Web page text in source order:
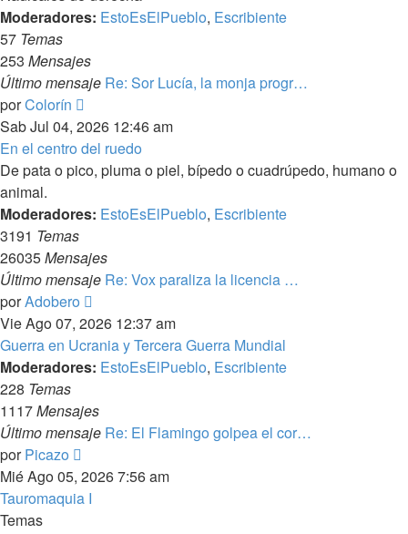
Moderadores: EstoEsElPueblo, Escribiente
57 Temas
253 Mensajes
Último mensaje Re: Sor Lucía, la monja progr…
porColorín
último
mensaje
Sab Jul 04, 2026 12:46 am
En el centro del ruedo
De pata o pico, pluma o piel, bípedo o cuadrúpedo, humano o
animal.
Moderadores: EstoEsElPueblo, Escribiente
3191 Temas
26035Mensajes
Último mensaje Re: Vox paraliza la licencia …
porAdobero
último
mensaje
Vie Ago 07, 2026 12:37 am
Guerra en Ucrania y Tercera Guerra Mundial
Moderadores: EstoEsElPueblo, Escribiente
228 Temas
1117Mensajes
Último mensaje Re: El Flamingo golpea el cor…
porPicazo
último
mensaje
Mié Ago 05, 2026 7:56 am
Tauromaquia I
Temas